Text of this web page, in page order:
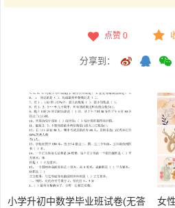
点赞 0
分享到：
小学升初中数学毕业班试卷(无答
女